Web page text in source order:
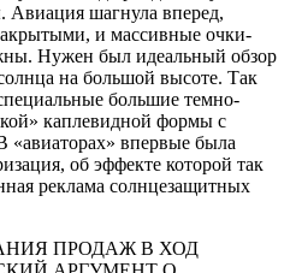
Авиация шагнула вперед,
и массивные очки-
Нужен был идеальный обзор
на большой высоте. Так
большие темно-
каплевидной формы с
впервые была
об эффекте которой так
реклама солнцезащитных
ПРОДАЖ В ХОД